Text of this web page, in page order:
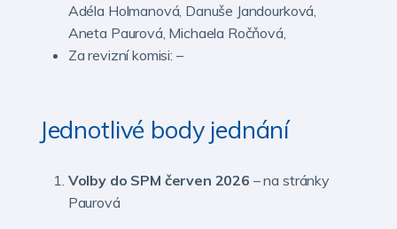
Adéla Holmanová, Danuše Jandourková,
Aneta Paurová, Michaela Ročňová,
Za revizní komisi: –
Jednotlivé body jednání
Volby do SPM červen 2026 – na stránky
Paurová